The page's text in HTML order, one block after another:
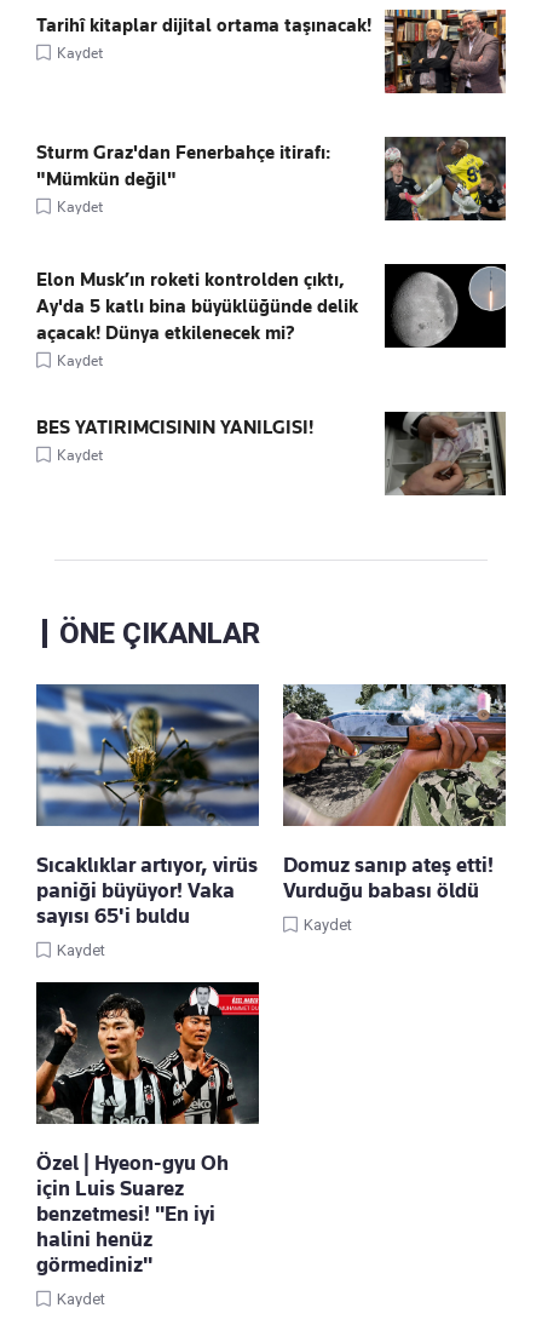
Tarihî kitaplar dijital ortama taşınacak!
Kaydet
Sturm Graz'dan Fenerbahçe itirafı:
"Mümkün değil"
Kaydet
Elon Musk’ın roketi kontrolden çıktı,
Ay'da 5 katlı bina büyüklüğünde delik
açacak! Dünya etkilenecek mi?
Kaydet
BES YATIRIMCISININ YANILGISI!
Kaydet
ÖNE ÇIKANLAR
Sıcaklıklar artıyor, virüs
paniği büyüyor! Vaka
sayısı 65'i buldu
Kaydet
Domuz sanıp ateş etti!
Vurduğu babası öldü
Kaydet
Özel | Hyeon-gyu Oh
için Luis Suarez
benzetmesi! "En iyi
halini henüz
görmediniz"
Kaydet